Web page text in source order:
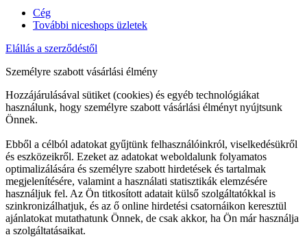
Cég
További niceshops üzletek
Elállás a szerződéstől
Személyre szabott vásárlási élmény
Hozzájárulásával sütiket (cookies) és egyéb technológiákat
használunk, hogy személyre szabott vásárlási élményt nyújtsunk
Önnek.
Ebből a célból adatokat gyűjtünk felhasználóinkról, viselkedésükről
és eszközeikről. Ezeket az adatokat weboldalunk folyamatos
optimalizálására és személyre szabott hirdetések és tartalmak
megjelenítésére, valamint a használati statisztikák elemzésére
használjuk fel. Az Ön titkosított adatait külső szolgáltatókkal is
szinkronizálhatjuk, és az ő online hirdetési csatornáikon keresztül
ajánlatokat mutathatunk Önnek, de csak akkor, ha Ön már használja
a szolgáltatásaikat.